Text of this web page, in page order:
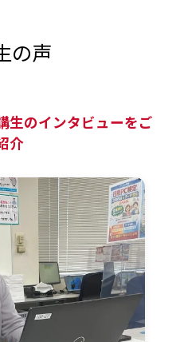
の声
生のインタビューをご
介